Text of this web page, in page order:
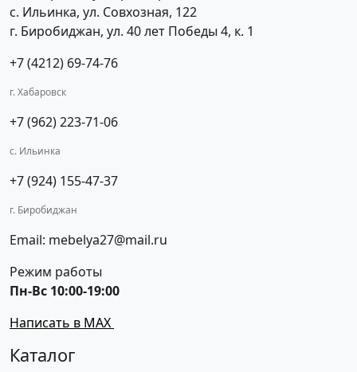
с. Ильинка, ул. Совхозная, 122
г. Биробиджан, ул. 40 лет Победы 4, к. 1
+7 (4212) 69-74-76
г. Хабаровск
+7 (962) 223-71-06
с. Ильинка
+7 (924) 155-47-37
г. Биробиджан
Email: mebelya27@mail.ru
Режим работы
Пн-Вс 10:00-19:00
Написать в MAX
Каталог